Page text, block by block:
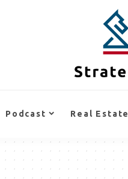
Podcast Real Estate